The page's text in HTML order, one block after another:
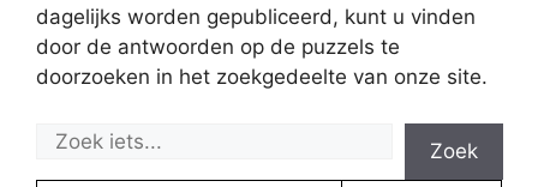
dagelijks worden gepubliceerd, kunt u vinden
door de antwoorden op de puzzels te
doorzoeken in het zoekgedeelte van onze site.
Zoek